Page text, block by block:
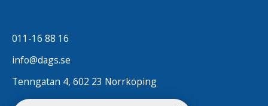
011-16 88 16
info@dags.se
Tenngatan 4, 602 23 Norrköping